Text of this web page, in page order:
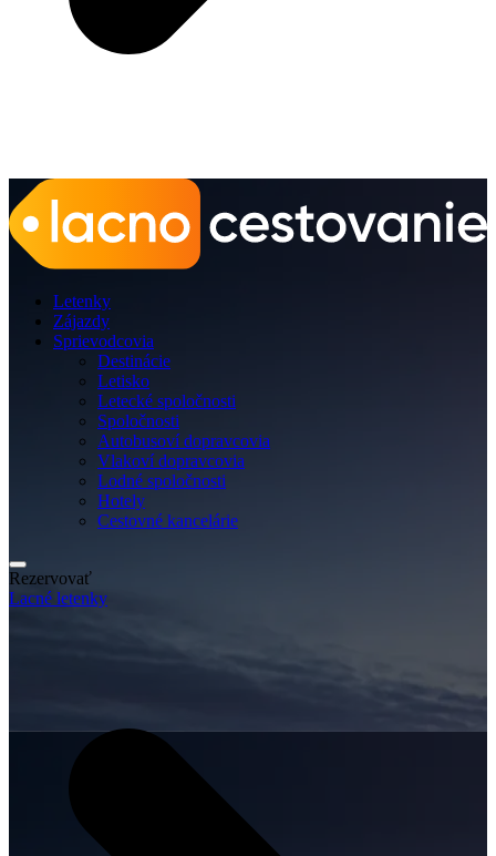
Letenky
Zájazdy
Sprievodcovia
Destinácie
Letisko
Letecké spoločnosti
Spoločnosti
Autobusoví dopravcovia
Vlakoví dopravcovia
Lodné spoločnosti
Hotely
Cestovné kancelárie
Rezervovať
Lacné letenky